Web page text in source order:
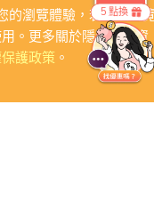
的瀏覽體驗，若繼續瀏
。更多關於隱私保護資
護政策。
5 點換